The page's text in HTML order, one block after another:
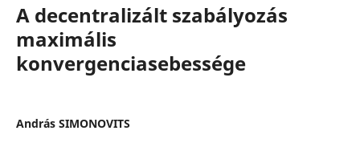
A decentralizált szabályozás
maximális
konvergenciasebessége
András SIMONOVITS